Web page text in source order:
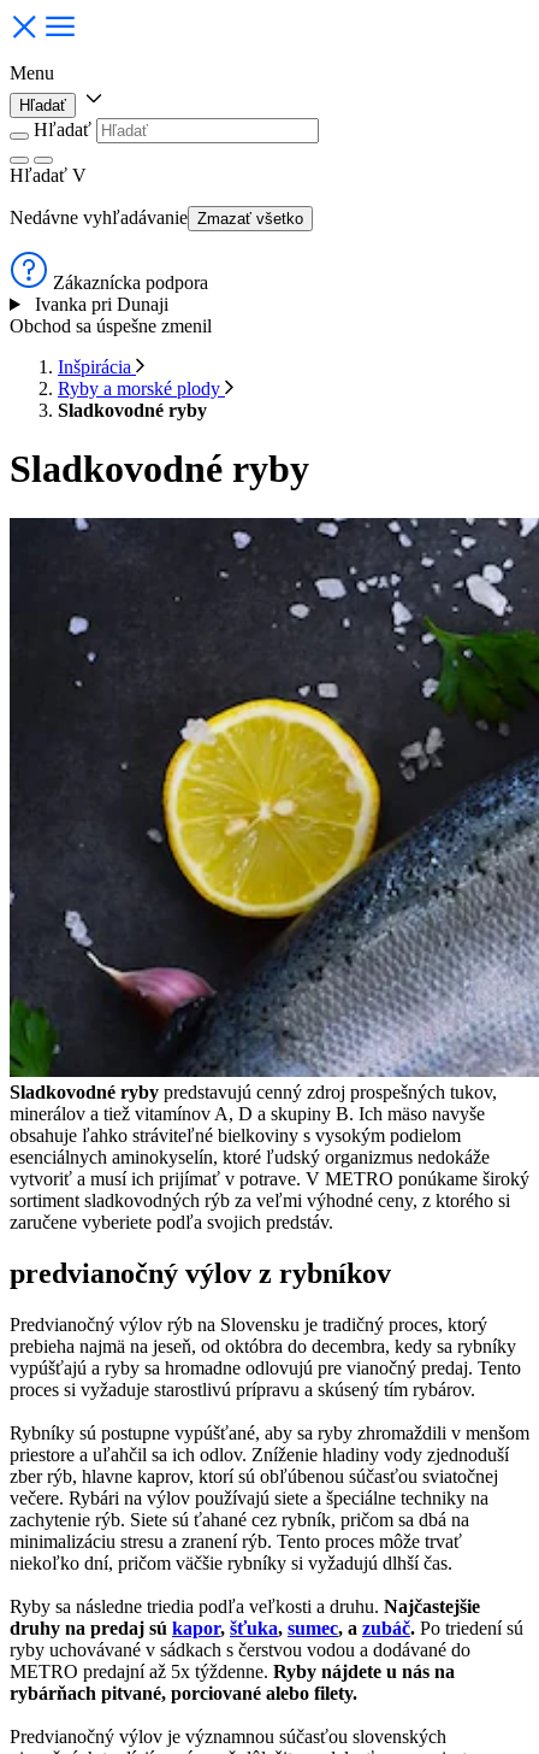
Menu
Hľadať
Hľadať
Hľadať V
Nedávne vyhľadávanie Zmazať všetko
Zákaznícka podpora
Ivanka pri Dunaji
Obchod sa úspešne zmenil
Inšpirácia
Ryby a morské plody
Sladkovodné ryby
Sladkovodné ryby
Sladkovodné ryby predstavujú cenný zdroj prospešných tukov,
minerálov a tiež vitamínov A, D a skupiny B. Ich mäso navyše
obsahuje ľahko stráviteľné bielkoviny s vysokým podielom
esenciálnych aminokyselín, ktoré ľudský organizmus nedokáže
vytvoriť a musí ich prijímať v potrave. V METRO ponúkame široký
sortiment sladkovodných rýb za veľmi výhodné ceny, z ktorého si
zaručene vyberiete podľa svojich predstáv.
predvianočný výlov z rybníkov
Predvianočný výlov rýb na Slovensku je tradičný proces, ktorý
prebieha najmä na jeseň, od októbra do decembra, kedy sa rybníky
vypúšťajú a ryby sa hromadne odlovujú pre vianočný predaj. Tento
proces si vyžaduje starostlivú prípravu a skúsený tím rybárov.
Rybníky sú postupne vypúšťané, aby sa ryby zhromaždili v menšom
priestore a uľahčil sa ich odlov. Zníženie hladiny vody zjednoduší
zber rýb, hlavne kaprov, ktorí sú obľúbenou súčasťou sviatočnej
večere. Rybári na výlov používajú siete a špeciálne techniky na
zachytenie rýb. Siete sú ťahané cez rybník, pričom sa dbá na
minimalizáciu stresu a zranení rýb. Tento proces môže trvať
niekoľko dní, pričom väčšie rybníky si vyžadujú dlhší čas.
Ryby sa následne triedia podľa veľkosti a druhu. Najčastejšie
druhy na predaj sú kapor, šťuka, sumec, a zubáč. Po triedení sú
ryby uchovávané v sádkach s čerstvou vodou a dodávané do
METRO predajní až 5x týždenne. Ryby nájdete u nás na
rybárňach pitvané, porciované alebo filety.
Predvianočný výlov je významnou súčasťou slovenských